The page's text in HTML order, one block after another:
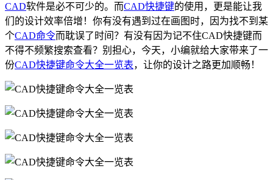
CAD软件是必不可少的。而CAD快捷键的使用，更是能让我
们的设计效率倍增！你有没有遇到过在画图时，因为找不到某
个CAD命令而耽误了时间？有没有因为记不住CAD快捷键而
不得不频繁搜索查看？别担心，今天，小编就给大家带来了一
份CAD快捷键命令大全一览表，让你的设计之路更加顺畅！